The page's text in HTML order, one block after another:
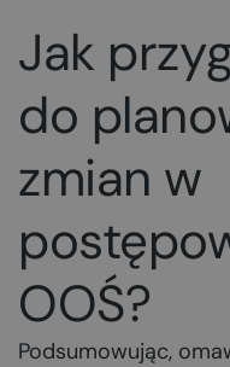
Jak
do
zmian w
OOŚ?
Podsumowując,